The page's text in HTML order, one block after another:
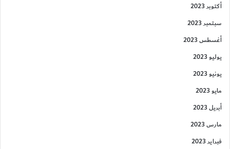
أكتوبر 2023
سبتمبر 2023
أغسطس 2023
يوليو 2023
يونيو 2023
مايو 2023
أبريل 2023
مارس 2023
فبراير 2023